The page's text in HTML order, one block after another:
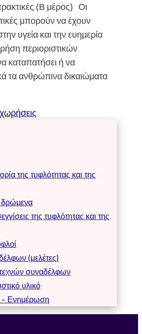
(Β μέρος) Οι
μπορούν να έχουν
υγεία και την ευημερία
περιοριστικών
καταπατήσει ή να
τα ανθρώπινα δικαιώματα
της τυφλότητας και της
δρώμενα
της τυφλότητας και της
(μελέτες)
συναδέλφων
υλικό
Ενημέρωση